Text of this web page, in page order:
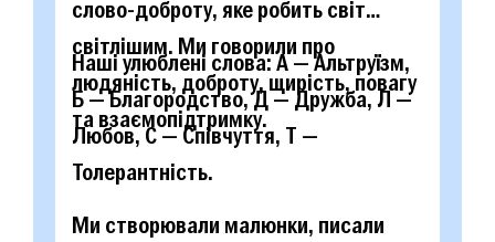
слово-доброту, яке робить світ
світлішим. Ми говорили про
людяність, доброту, щирість, повагу
та взаємопідтримку.
Наші улюблені слова: А — Альтруїзм,
Б — Благородство, Д — Дружба, Л —
Любов, С — Співчуття, Т —
Толерантність.
Ми створювали малюнки, писали